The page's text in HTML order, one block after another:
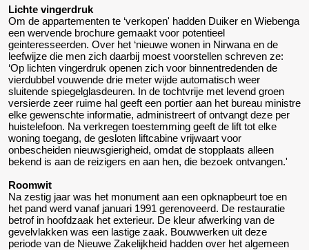
Lichte vingerdruk
Om de appartementen te ‘verkopen' hadden Duiker en Wiebenga
een wervende brochure gemaakt voor potentieel
geinteresseerden. Over het ‘nieuwe wonen in Nirwana en de
leefwijze die men zich daarbij moest voorstellen schreven ze:
‘Op lichten vingerdruk openen zich voor binnentredenden de
vierdubbel vouwende drie meter wijde automatisch weer
sluitende spiegelglasdeuren. In de tochtvrije met levend groen
versierde zeer ruime hal geeft een portier aan het bureau ministre
elke gewenschte informatie, administreert of ontvangt deze per
huistelefoon. Na verkregen toestemming geeft de lift tot elke
woning toegang, de gesloten liftcabine vrijwaart voor
onbescheiden nieuwsgierigheid, omdat de stopplaats alleen
bekend is aan de reizigers en aan hen, die bezoek ontvangen.'
Roomwit
Na zestig jaar was het monument aan een opknapbeurt toe en
het pand werd vanaf januari 1991 gerenoveerd. De restauratie
betrof in hoofdzaak het exterieur. De kleur afwerking van de
gevelvlakken was een lastige zaak. Bouwwerken uit deze
periode van de Nieuwe Zakelijkheid hadden over het algemeen